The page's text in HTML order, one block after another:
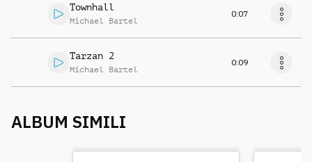
Townhall
Michael Bartel
0:07
Tarzan 2
Michael Bartel
0:09
ALBUM SIMILI